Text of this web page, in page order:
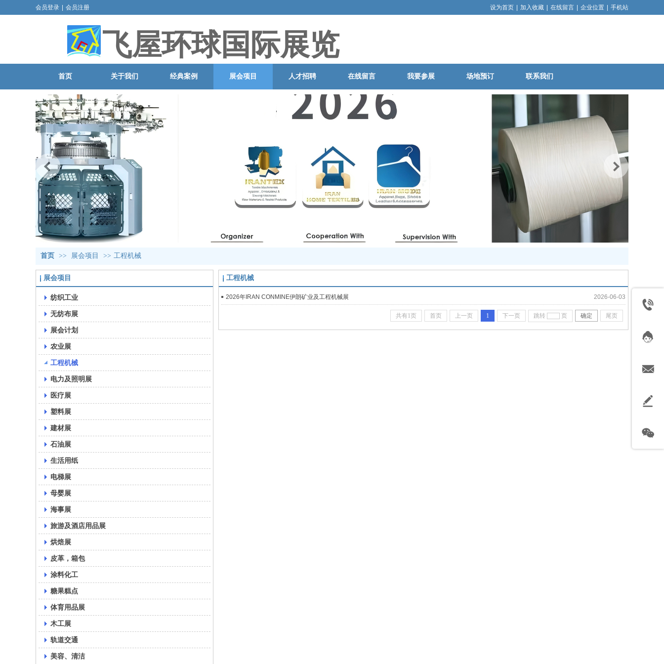
飞屋环球国际展览
会员登录 会员注册 设为首页 加入收藏 在线留言 企业位置 手机站
首页 关于我们 经典案例 展会项目 人才招聘 在线留言 我要参展 场地预订 联系我们
首页 >> 展会项目 >> 工程机械
展会项目
纺织工业
无纺布展
展会计划
农业展
工程机械
电力及照明展
医疗展
塑料展
建材展
石油展
生活用纸
电梯展
母婴展
海事展
旅游及酒店用品展
烘焙展
皮革，箱包
涂料化工
糖果糕点
体育用品展
木工展
轨道交通
美容、清洁
工程机械
2026年IRAN CONMINE伊朗矿业及工程机械展 2026-06-03
共有1页 首页 上一页 1 下一页 跳转 页 确定 尾页